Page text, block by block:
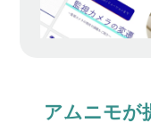
アムニモが